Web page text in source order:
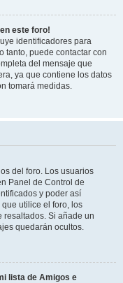
este foro!
identificadores para
tanto, puede contactar con
del mensaje que
ya que contiene los datos
tomará medidas.
del foro. Los usuarios
Panel de Control de
y poder así
utilice el foro, los
resaltados. Si añade un
quedarán ocultos.
lista de Amigos e